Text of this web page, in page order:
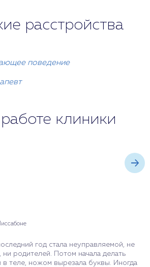
расстройства
поведение
клиники
год стала неуправляемой, не
ни родителей. Потом начала делать
в теле, ножом вырезала буквы. Иногда